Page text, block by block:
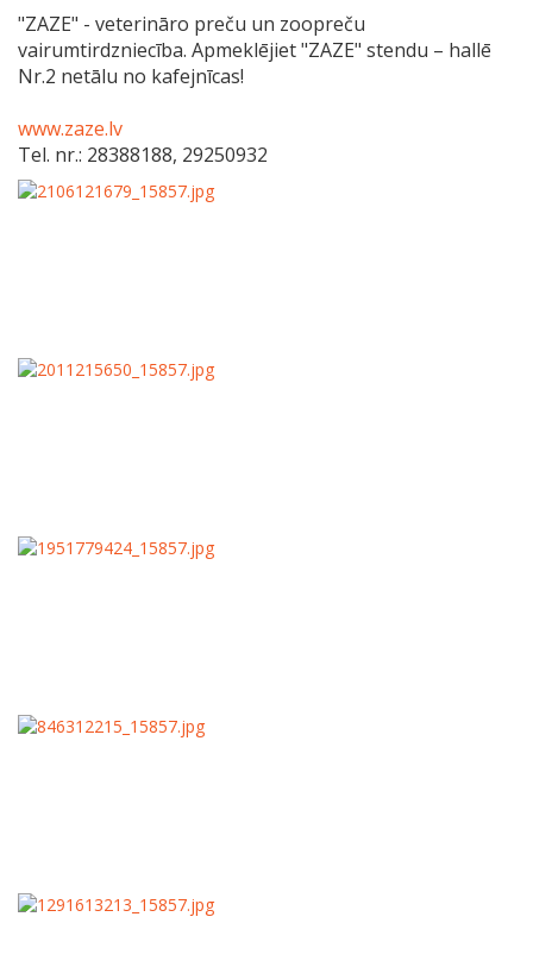
"ZAZE" - veterināro preču un zoopreču
vairumtirdzniecība. Apmeklējiet "ZAZE" stendu – hallē
Nr.2 netālu no kafejnīcas!
www.zaze.lv
Tel. nr.: 28388188, 29250932